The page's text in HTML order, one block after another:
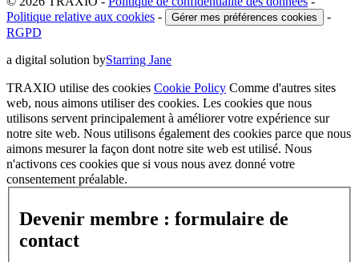
Politique relative aux cookies - Gérer mes préférences cookies
-
RGPD
a digital solution byStarring Jane
TRAXIO utilise des cookies Cookie Policy Comme d'autres sites
web, nous aimons utiliser des cookies. Les cookies que nous
utilisons servent principalement à améliorer votre expérience sur
notre site web. Nous utilisons également des cookies parce que nous
aimons mesurer la façon dont notre site web est utilisé. Nous
n'activons ces cookies que si vous nous avez donné votre
consentement préalable.
Devenir membre : formulaire de
contact